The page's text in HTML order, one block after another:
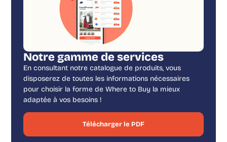
Notre gamme de services
En consultant notre catalogue de produits, vous
disposerez de toutes les informations nécessaires
pour choisir la forme de Where to Buy la mieux
adaptée à vos besoins !
Télécharger le PDF